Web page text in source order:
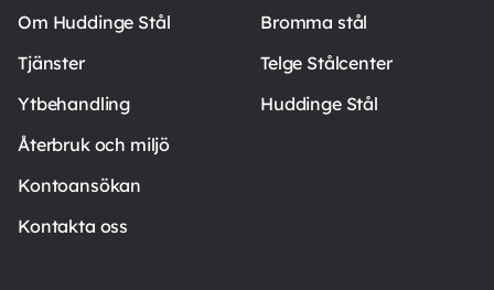
Bromma stål
Telge Stålcenter
Huddinge Stål
Om Huddinge Stål
Tjänster
Ytbehandling
Återbruk och miljö
Kontoansökan
Kontakta oss